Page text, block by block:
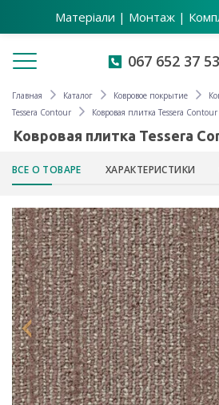
Матеріали | Монтаж |
Toggle navigation 067 652 37 53
Главная Каталог Ковровое покрытие
Tessera Contour
Ковровая плитка Tessera
Ковровая плитка Tessera
ВСЕ О ТОВАРЕ ХАРАКТЕРИСТИКИ